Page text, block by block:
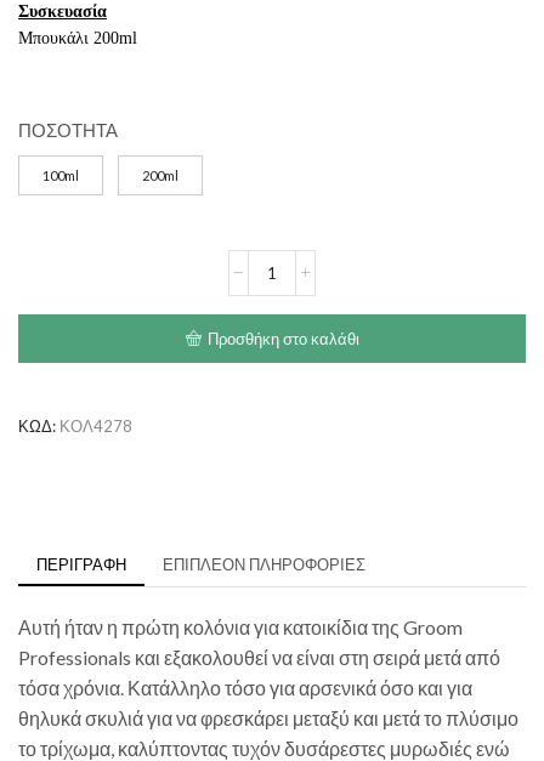
Συσκευασία
Μπουκάλι 200ml
ΠΟΣΟΤΗΤΑ
100ml 200ml
PROFESSIONAL
Προσθήκη στο καλάθι
ΚΩΔ: ΚΟΛ4278
ΠΕΡΙΓΡΑΦΉ ΕΠΙΠΛΈΟΝ ΠΛΗΡΟΦΟΡΊΕΣ
Αυτή ήταν η πρώτη κολόνια για κατοικίδια της Groom
Professionals και εξακολουθεί να είναι στη σειρά μετά από
τόσα χρόνια. Κατάλληλο τόσο για αρσενικά όσο και για
θηλυκά σκυλιά για να φρεσκάρει μεταξύ και μετά το πλύσιμο
το τρίχωμα, καλύπτοντας τυχόν δυσάρεστες μυρωδιές ενώ